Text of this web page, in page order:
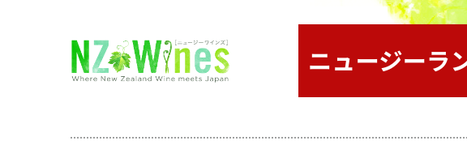
ニュージーランドワイン総合サイト